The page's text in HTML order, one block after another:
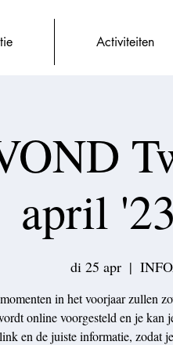
Activiteiten
april
di 25 apr
  |
in het voorjaar zullen
online voorgesteld en je kan
en de juiste informatie, zodat